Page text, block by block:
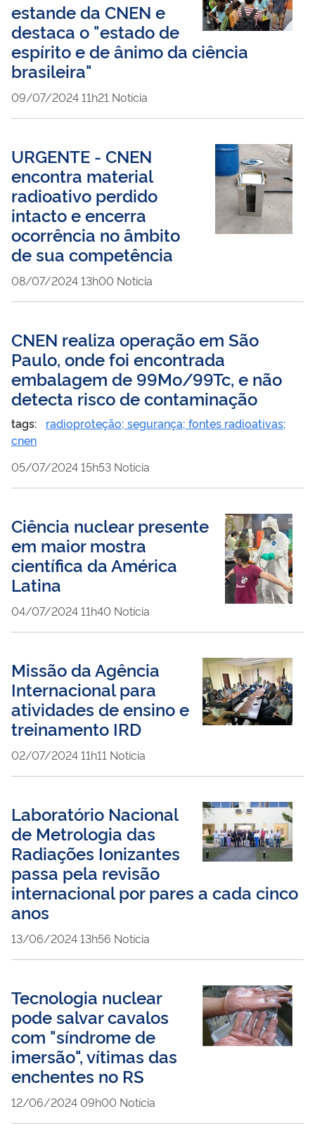
estande da CNEN e
destaca o "estado de
espírito e de ânimo da ciência
brasileira"
publicado
09/07/202411h21 Notícia
URGENTE - CNEN
encontra material
radioativo perdido
intacto e encerra
ocorrência no âmbito
de sua competência
publicado
08/07/202413h00 Notícia
CNEN realiza operação em São
Paulo, onde foi encontrada
embalagem de 99Mo/99Tc, e não
detecta risco de contaminação
tags:
radioproteção; segurança; fontes radioativas;
cnen
publicado
05/07/202415h53 Notícia
Ciência nuclear presente
em maior mostra
científica da América
Latina
publicado
04/07/202411h40 Notícia
Missão da Agência
Internacional para
atividades de ensino e
treinamento IRD
publicado
02/07/202411h11 Notícia
Laboratório Nacional
de Metrologia das
Radiações Ionizantes
passa pela revisão
internacional por pares a cada cinco
anos
publicado
13/06/202413h56 Notícia
Tecnologia nuclear
pode salvar cavalos
com "síndrome de
imersão", vítimas das
enchentes no RS
publicado
12/06/202409h00 Notícia